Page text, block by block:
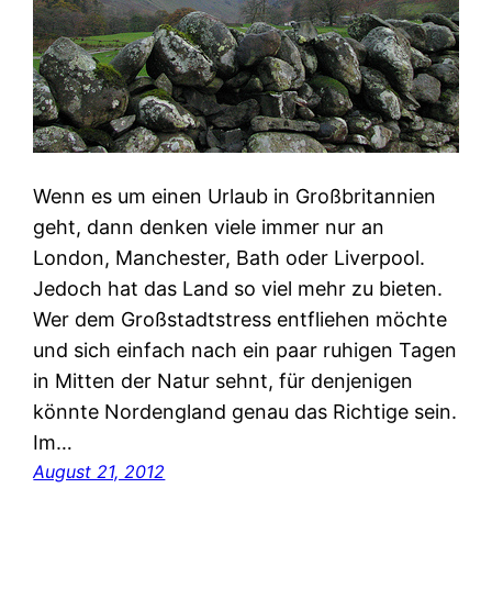
Wenn es um einen Urlaub in Großbritannien
geht, dann denken viele immer nur an
London, Manchester, Bath oder Liverpool.
Jedoch hat das Land so viel mehr zu bieten.
Wer dem Großstadtstress entfliehen möchte
und sich einfach nach ein paar ruhigen Tagen
in Mitten der Natur sehnt, für denjenigen
könnte Nordengland genau das Richtige sein.
Im…
August 21, 2012